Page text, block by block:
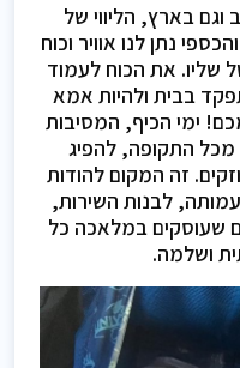
בארץ, הליווי של
נתן לנו אוויר וכוח
שליו. את הכוח לעמוד
בבית ולהיות אמא
ימי הכיף, המסיבות
מכל התקופה, להפיג
זה המקום להודות
לבנות השירות,
שעוסקים במלאכה כל
ושלמה.